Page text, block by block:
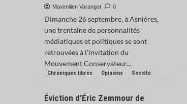
Maximilien Varangot 0
Dimanche 26 septembre, à Asnières,
une trentaine de personnalités
médiatiques et politiques se sont
retrouvées à l’invitation du
Mouvement Conservateur...
Chroniques libres Opinions Société
Éviction d’Éric Zemmour de